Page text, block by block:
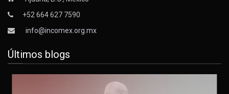
+52 664 627 7590
info@incomex.org.mx
Últimos blogs